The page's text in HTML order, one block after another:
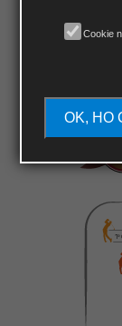
Cookie
OK, HO